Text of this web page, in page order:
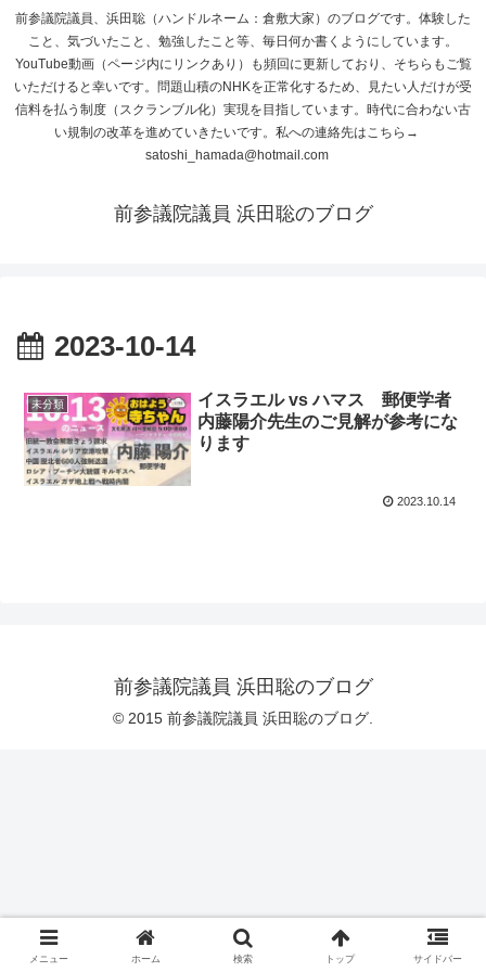
前参議院議員、浜田聡（ハンドルネーム：倉敷大家）のブログです。体験した
こと、気づいたこと、勉強したこと等、毎日何か書くようにしています。
YouTube動画（ページ内にリンクあり）も頻回に更新しており、そちらもご覧
いただけると幸いです。問題山積のNHKを正常化するため、見たい人だけが受
信料を払う制度（スクランブル化）実現を目指しています。時代に合わない古
い規制の改革を進めていきたいです。私への連絡先はこちら→
satoshi_hamada@hotmail.com
前参議院議員 浜田聡のブログ
2023-10-14
未分類
イスラエル vs ハマス 郵便学者
内藤陽介先生のご見解が参考にな
ります
2023.10.14
前参議院議員 浜田聡のブログ
© 2015 前参議院議員 浜田聡のブログ.
メニュー ホーム 検索 トップ サイドバー